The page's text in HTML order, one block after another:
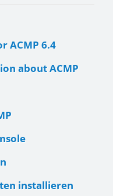
ACMP 6.4
about ACMP
installieren